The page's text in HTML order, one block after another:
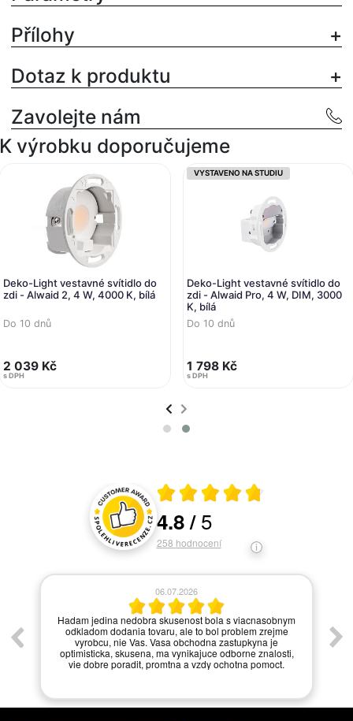
Přílohy
Dotaz k produktu
Zavolejte nám
K výrobku doporučujeme
Deko-Light vestavné svítidlo do
zdi - Alwaid 2, 4 W, 4000 K, bílá
Do 10 dnů
2 039 Kč
s DPH
VYSTAVENO NA STUDIU
Deko-Light vestavné svítidlo do
zdi - Alwaid Pro, 4 W, DIM, 3000
K, bílá
Do 10 dnů
1 798 Kč
s DPH
Hodnocení a recenze zákazníků
Průměrné hodnocení 4.8 z 5
4.8/5
258 hodnocení
06.07.2026
Hadam jedina nedobra skusenost bola s viacnasobnym
odkladom dodania tovaru, ale to bol problem zrejme
vyrobcu, nie Vas. Vasa obchodna zastupkyna je
optimisticka, skusena, ma vynikajuce odborne znalosti,
vie dobre poradit, promtna a vzdy ochotna pomoct.